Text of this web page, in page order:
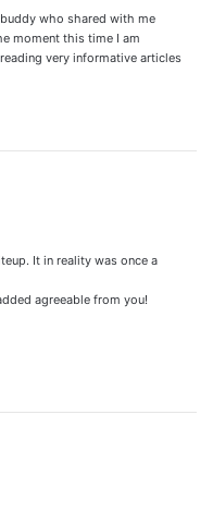
who shared with me
moment this time I am
very informative articles
It in reality was once a
agreeable from you!